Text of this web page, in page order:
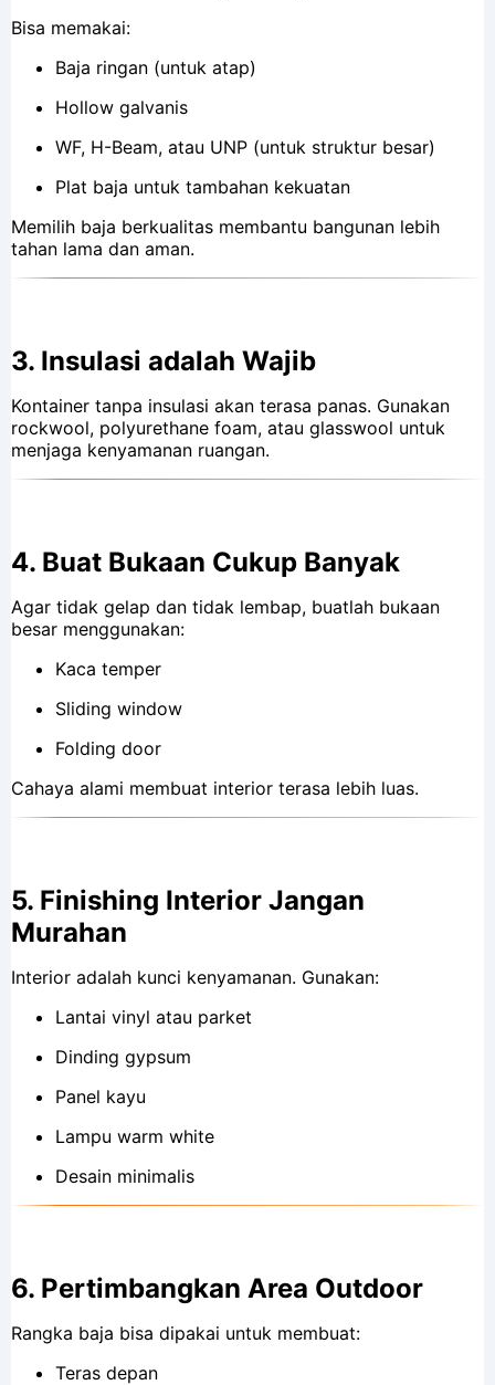
Bisa memakai:
Baja ringan (untuk atap)
Hollow galvanis
WF, H-Beam, atau UNP (untuk struktur besar)
Plat baja untuk tambahan kekuatan
Memilih baja berkualitas membantu bangunan lebih
tahan lama dan aman.
3. Insulasi adalah Wajib
Kontainer tanpa insulasi akan terasa panas. Gunakan
rockwool, polyurethane foam, atau glasswool untuk
menjaga kenyamanan ruangan.
4. Buat Bukaan Cukup Banyak
Agar tidak gelap dan tidak lembap, buatlah bukaan
besar menggunakan:
Kaca temper
Sliding window
Folding door
Cahaya alami membuat interior terasa lebih luas.
5. Finishing Interior Jangan
Murahan
Interior adalah kunci kenyamanan. Gunakan:
Lantai vinyl atau parket
Dinding gypsum
Panel kayu
Lampu warm white
Desain minimalis
6. Pertimbangkan Area Outdoor
Rangka baja bisa dipakai untuk membuat:
Teras depan